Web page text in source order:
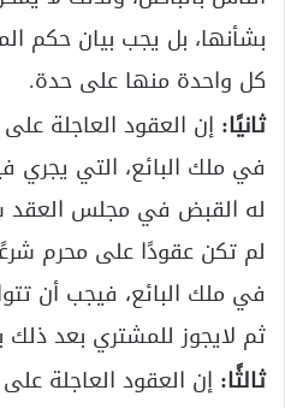
بشأنها، بل يجب بيان حكم
كل واحدة منها على حدة.
ثانيًا: إن العقود العاجلة
في ملك البائع، التي
له القبض في مجلس العقد
لم تكن عقودًا على محرم
في ملك البائع، فيجب أن
ثم لايجوز للمشتري بعد
ثالثًا: إن العقود العاجلة